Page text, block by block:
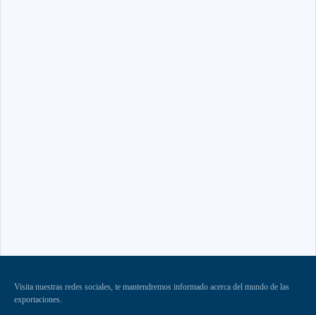
Visita nuestras redes sociales, te mantendremos informado acerca del mundo de las
exportaciones.